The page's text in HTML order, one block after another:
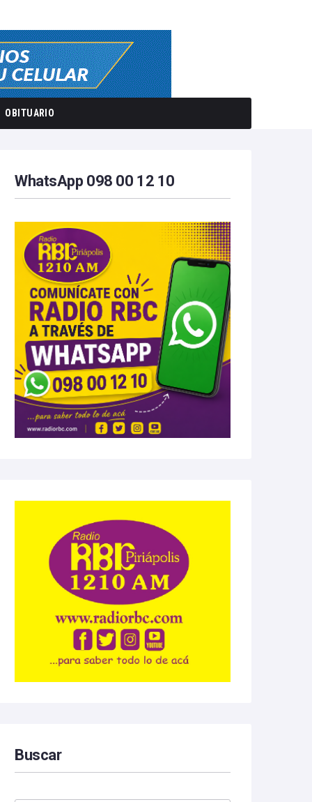
OBITUARIO
WhatsApp 098 00 12 10
Buscar